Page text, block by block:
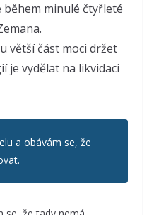
během minulé čtyřleté
větší část moci držet
je vydělat na likvidaci
a obávám se, že